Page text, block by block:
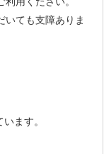
いても支障ありま
ます。